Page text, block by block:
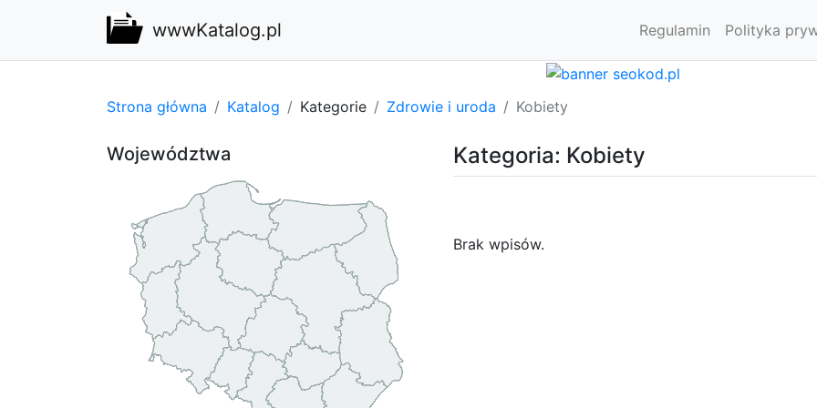
wwwKatalog.pl Regulamin Polityka
Strona główna Katalog Kategorie Zdrowie i uroda Kobiety
Kategoria: Kobiety
Brak wpisów.
Województwa